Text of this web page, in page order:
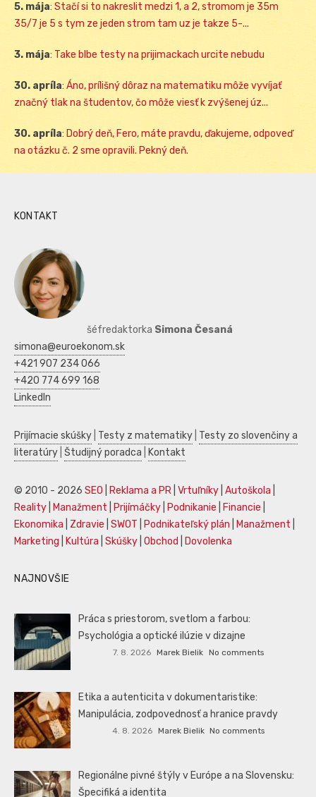
5. mája: Stačí si to nakreslit medzi 1, a 2, stromom je 35m
35/7 je 5 s tym ze jeden strom tam uz je takze 5-...
3. mája: Take blbe testy na prijimackach urcite nebudu
30. apríla: Áno, prílišný dôraz na matematiku môže vyvíjať
značný tlak na študentov, čo môže viesť k zvýšenej úz...
30. apríla: Dobrý deň, Fero, máte pravdu, ďakujeme, odpoveď
na otázku č. 2 sme opravili. Pekný deň.
KONTAKT
šéfredaktorka Simona Česaná
simona@euroekonom.sk
+421 907 234 066
+420 774 699 168
LinkedIn
Prijímacie skúšky Testy z matematiky Testy zo slovenčiny a
literatúry Študijný poradca Kontakt
© 2010 - 2026 SEO Reklama a PR Vrtuľníky Autoškola
Reality
Manažment Prijímáčky Podnikanie Financie
Ekonomika
Zdravie SWOT Podnikateľský plán Manažment
Marketing
Kultúra Skúšky Obchod Dovolenka
NAJNOVŠIE
Práca s priestorom, svetlom a farbou:
Psychológia a optické ilúzie v dizajne
7. 8. 2026 Marek Bielik No comments
Etika a autenticita v dokumentaristike:
Manipulácia, zodpovednosť a hranice pravdy
4. 8. 2026 Marek Bielik No comments
Regionálne pivné štýly v Európe a na Slovensku:
Špecifiká a identita